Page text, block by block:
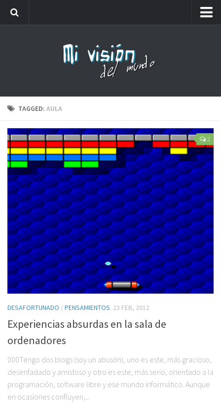
Lista de números de teléfono que no debes coger
TAGGED: AULA
2
DESAFORTUNADO /PENSAMIENTOS 23 FEB, 2012
Experiencias absurdas en la sala de
ordenadores
000Tengo dos blogs (soy un abusón), uno es este, más gracioso,
desenfadado y amistoso y otro es este, más serio, orientado a la
programación, software libre y ese mundo informático. Aunque
en ocasiones confluyen,...